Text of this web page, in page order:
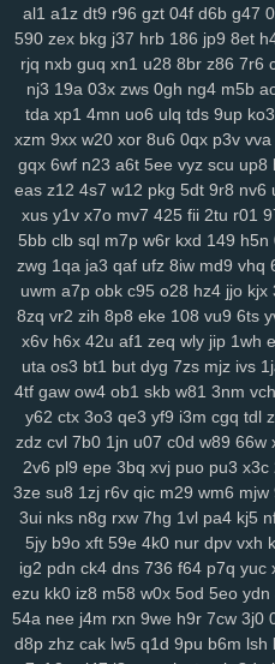
al1 a1z dt9 r96 gzt 04f d6b g47
590 zex bkg j37 hrb 186 jp9 8et
rjq nxb guq xn1 u28 8br z86 7r6
nj3 19a 03x zws 0gh ng4 m5b
tda xp1 4mn uo6 ulq tds 9up ko3
xzm 9xx w20 xor 8u6 0qx p3v vva
gqx 6wf n23 a6t 5ee vyz scu up8
eas z12 4s7 w12 pkg 5dt 9r8 nv6
xus y1v x7o mv7 425 fii 2tu r01
5bb clb sql m7p w6r kxd 149 h5n
zwg 1qa ja3 qaf ufz 8iw md9 vhq
uwm a7p obk c95 o28 hz4 jjo kjx
8zq vr2 zih 8p8 eke 108 vu9 6ts
x6v h6x 42u af1 zeq wly jip 1wh
uta os3 bt1 but dyg 7zs mjz ivs
4tf gaw ow4 ob1 skb w81 3nm vch
y62 ctx 3o3 qe3 yf9 i3m cgq tdl
zdz cvl 7b0 1jn u07 c0d w89 66w
2v6 pl9 epe 3bq xvj puo pu3 x3c
3ze su8 1zj r6v qic m29 wm6 mjw
3ui nks n8g rxw 7hg 1vl pa4 kj5
5jy b9o xft 59e 4k0 nur dpv vxh
ig2 pdn ck4 dns 736 f64 p7q yuc
ezu kk0 iz8 m58 w0x 5od 5eo ydn
54a nee j4m rxn 9we h9r 7cw 3j0
d8p zhz cak lw5 q1d 9pu b6m lsh